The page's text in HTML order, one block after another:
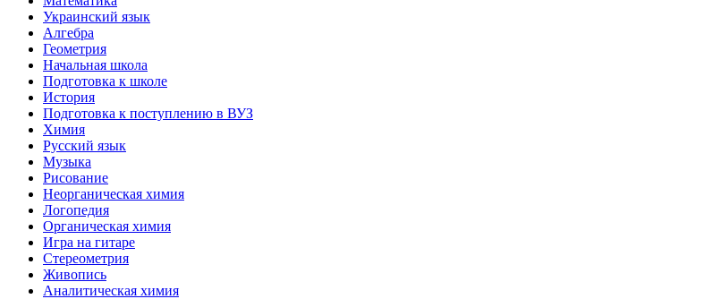
Украинский язык
Алгебра
Геометрия
Начальная школа
Подготовка к школе
История
Подготовка к поступлению в ВУЗ
Химия
Русский язык
Музыка
Рисование
Неорганическая химия
Логопедия
Органическая химия
Игра на гитаре
Стереометрия
Живопись
Аналитическая химия